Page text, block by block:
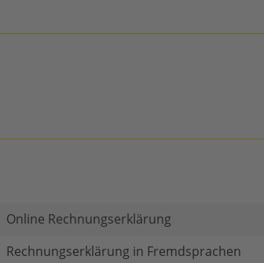
Online Rechnungserklärung
Rechnungserklärung in Fremdsprachen